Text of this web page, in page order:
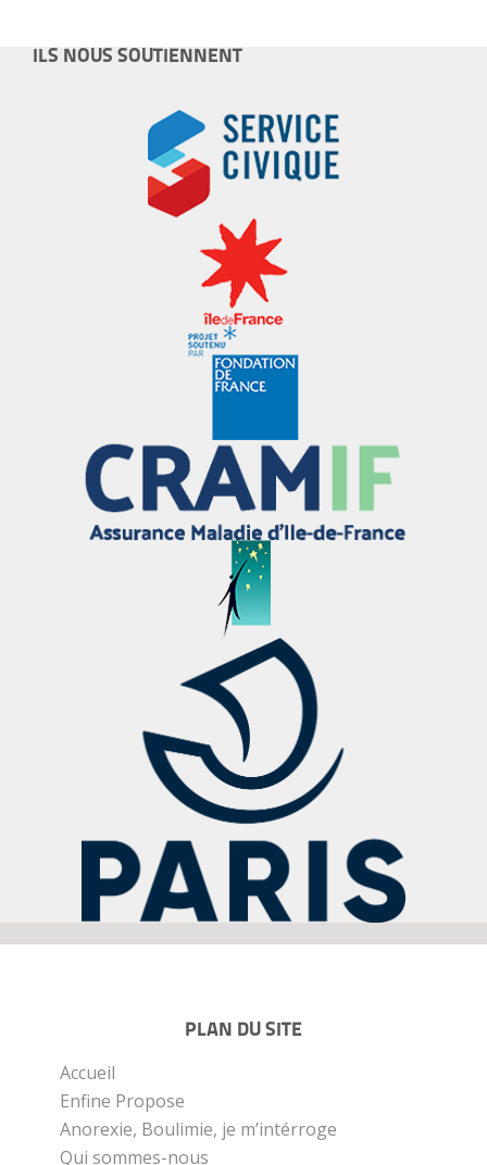
ILS NOUS SOUTIENNENT
PLAN DU SITE
Accueil
Enfine Propose
Anorexie, Boulimie, je m’intérroge
Qui sommes-nous